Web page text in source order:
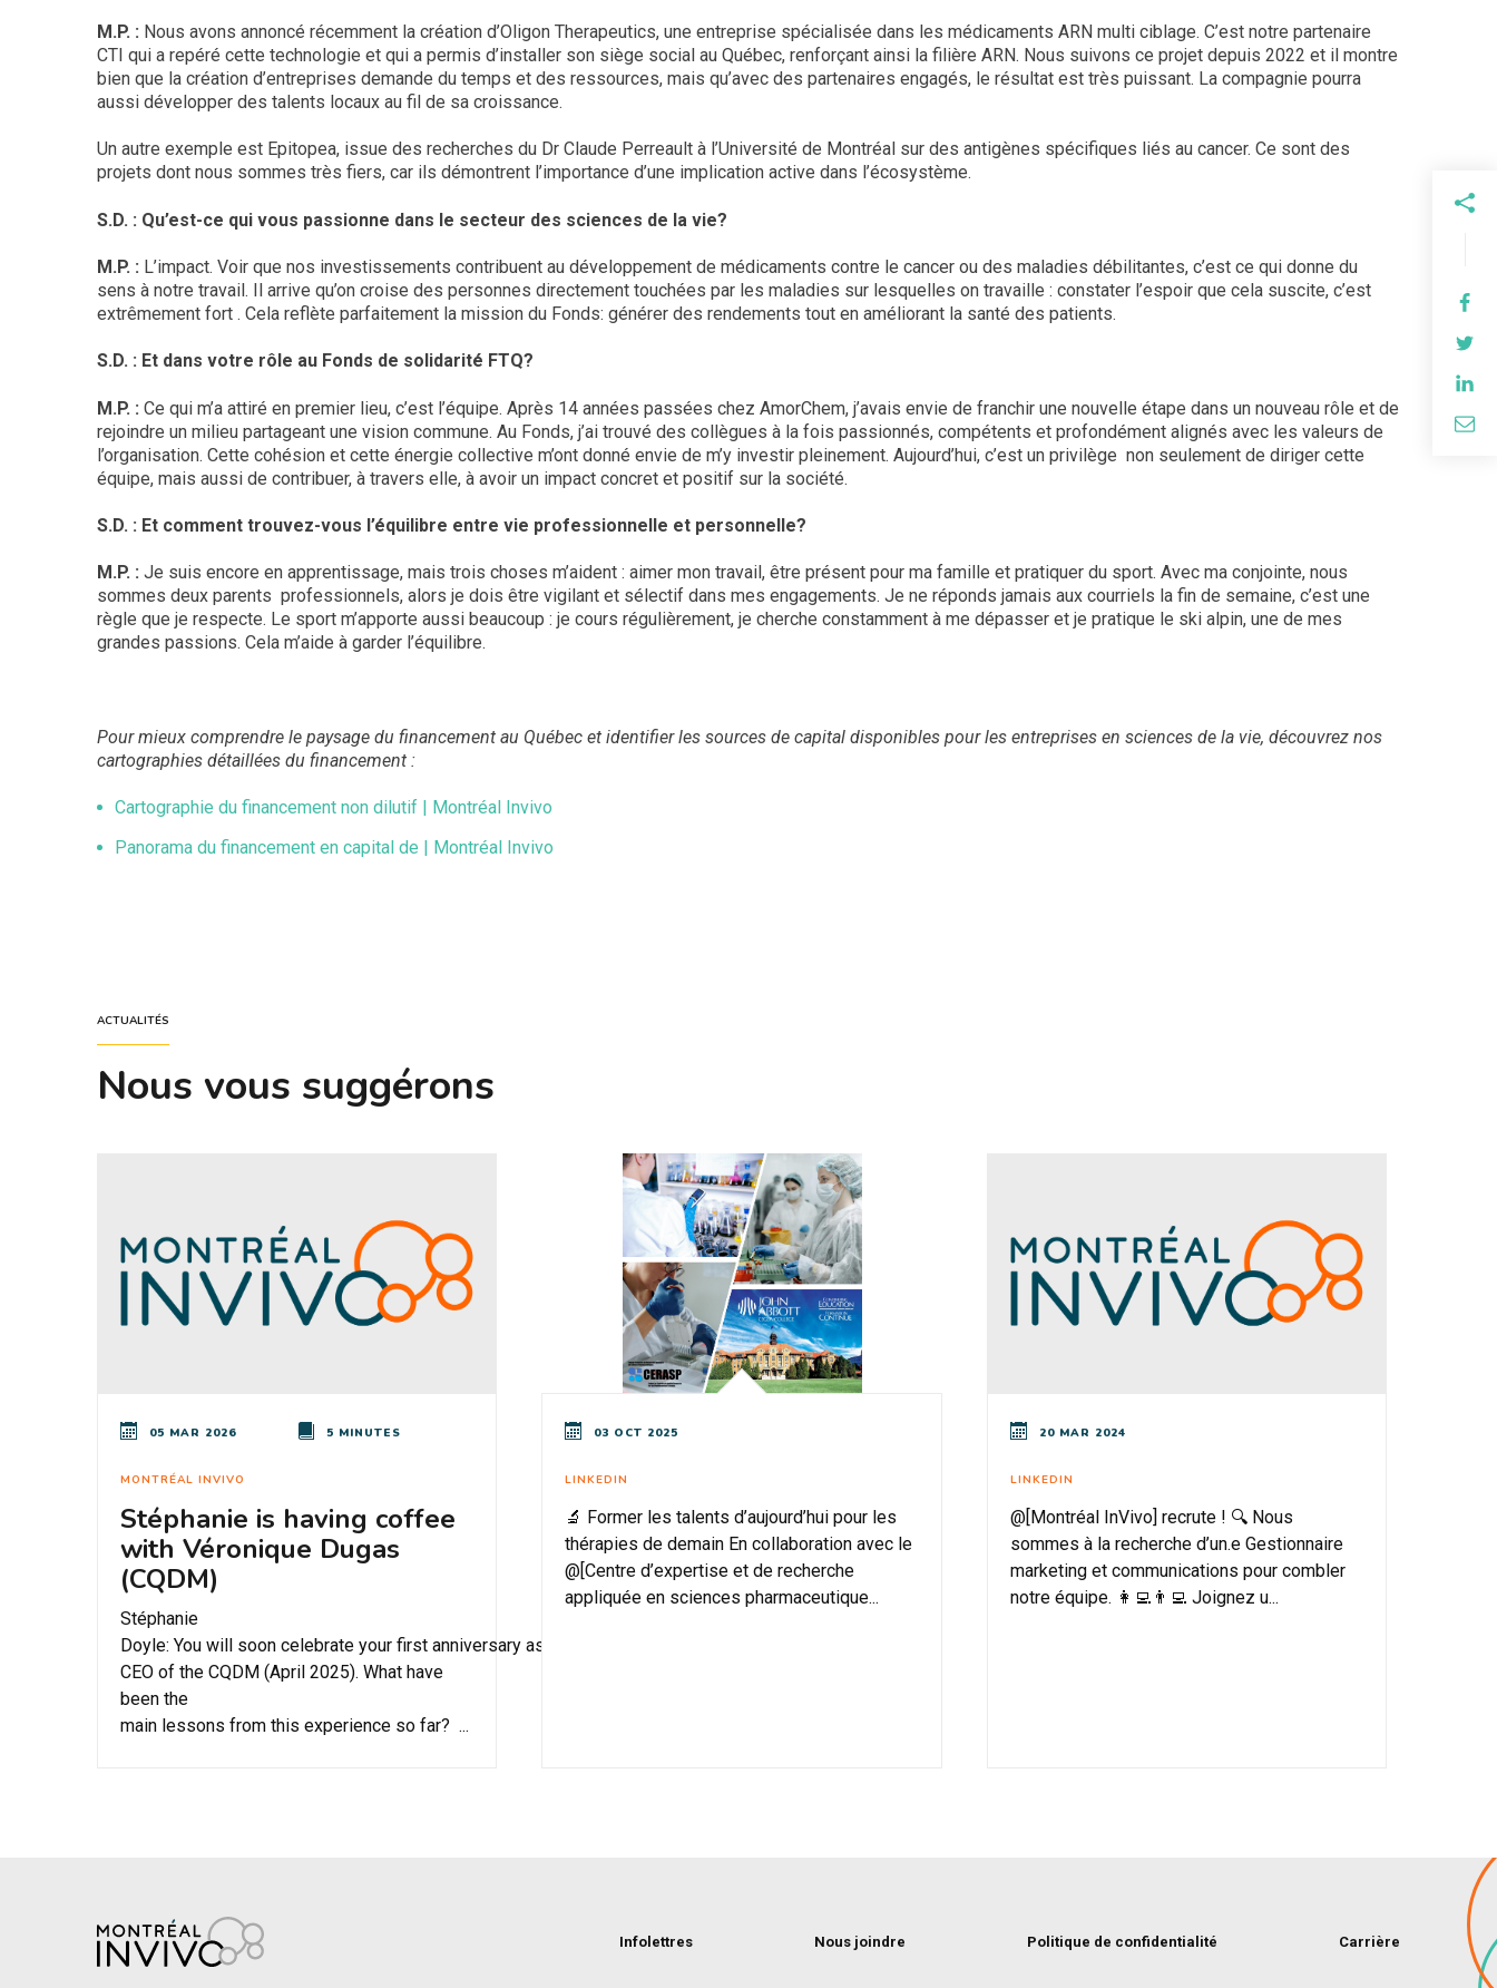
M.P. : Nous avons annoncé récemment la création d’Oligon Therapeutics, une entreprise spécialisée dans les médicaments ARN multi ciblage. C’est notre partenaire
CTI qui a repéré cette technologie et qui a permis d’installer son siège social au Québec, renforçant ainsi la filière ARN. Nous suivons ce projet depuis 2022 et il montre
bien que la création d’entreprises demande du temps et des ressources, mais qu’avec des partenaires engagés, le résultat est très puissant. La compagnie pourra
aussi développer des talents locaux au fil de sa croissance.
Un autre exemple est Epitopea, issue des recherches du Dr Claude Perreault à l’Université de Montréal sur des antigènes spécifiques liés au cancer. Ce sont des
projets dont nous sommes très fiers, car ils démontrent l’importance d’une implication active dans l’écosystème.
S.D. : Qu’est-ce qui vous passionne dans le secteur des sciences de la vie?
M.P. : L’impact. Voir que nos investissements contribuent au développement de médicaments contre le cancer ou des maladies débilitantes, c’est ce qui donne du
sens à notre travail. Il arrive qu’on croise des personnes directement touchées par les maladies sur lesquelles on travaille : constater l’espoir que cela suscite, c’est
extrêmement fort . Cela reflète parfaitement la mission du Fonds: générer des rendements tout en améliorant la santé des patients.
S.D. : Et dans votre rôle au Fonds de solidarité FTQ?
M.P. : Ce qui m’a attiré en premier lieu, c’est l’équipe. Après 14 années passées chez AmorChem, j’avais envie de franchir une nouvelle étape dans un nouveau rôle et de
rejoindre un milieu partageant une vision commune. Au Fonds, j’ai trouvé des collègues à la fois passionnés, compétents et profondément alignés avec les valeurs de
l’organisation. Cette cohésion et cette énergie collective m’ont donné envie de m’y investir pleinement. Aujourd’hui, c’est un privilège non seulement de diriger cette
équipe, mais aussi de contribuer, à travers elle, à avoir un impact concret et positif sur la société.
S.D. : Et comment trouvez-vous l’équilibre entre vie professionnelle et personnelle?
M.P. : Je suis encore en apprentissage, mais trois choses m’aident : aimer mon travail, être présent pour ma famille et pratiquer du sport. Avec ma conjointe, nous
sommes deux parents professionnels, alors je dois être vigilant et sélectif dans mes engagements. Je ne réponds jamais aux courriels la fin de semaine, c’est une
règle que je respecte. Le sport m’apporte aussi beaucoup : je cours régulièrement, je cherche constamment à me dépasser et je pratique le ski alpin, une de mes
grandes passions. Cela m’aide à garder l’équilibre.
Pour mieux comprendre le paysage du financement au Québec et identifier les sources de capital disponibles pour les entreprises en sciences de la vie, découvrez nos
cartographies détaillées du financement :
Cartographie du financement non dilutif | Montréal Invivo
Panorama du financement en capital de | Montréal Invivo
ACTUALITÉS
Nous vous suggérons
05 MAR 2026 5 MINUTES
MONTRÉAL INVIVO
Stéphanie is having coffee
with Véronique Dugas
(CQDM)
Stéphanie
Doyle: You will soon celebrate your first anniversary as
CEO of the CQDM (April 2025). What have
been the
main lessons from this experience so far? ...
03 OCT 2025
LINKEDIN
🔬 Former les talents d’aujourd’hui pour les
thérapies de demain En collaboration avec le
@[Centre d’expertise et de recherche
appliquée en sciences pharmaceutique...
20 MAR 2024
LINKEDIN
@[Montréal InVivo] recrute ! 🔍 Nous
sommes à la recherche d’un.e Gestionnaire
marketing et communications pour combler
notre équipe. 👩‍💻👨‍💻 Joignez u...
Infolettres Nous joindre Politique de confidentialité Carrière